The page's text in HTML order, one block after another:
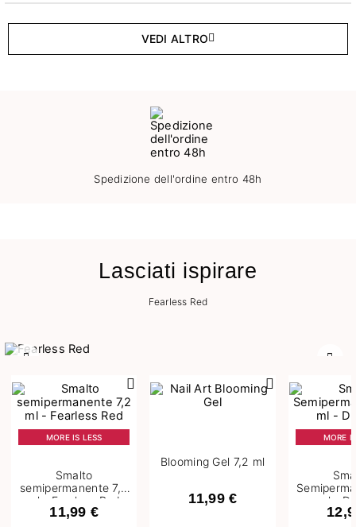
VEDI ALTRO
Spedizione dell'ordine entro 48h
Lasciati ispirare
Fearless Red
MORE IS LESS
Smalto
semipermanente 7,2
ml - Fearless Red
11,99 €
Blooming Gel 7,2 ml
11,99 €
MORE
ml -